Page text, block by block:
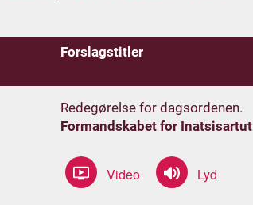
Forslagstitler
Redegørelse for dagsordenen.
Formandskabet for Inatsisartut